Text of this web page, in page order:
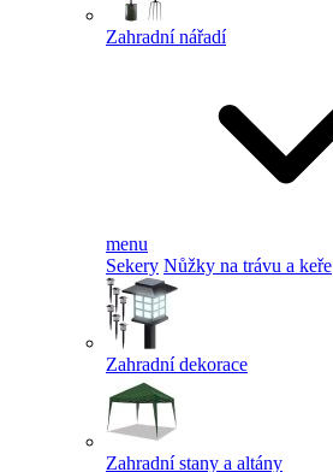
Zahradní nářadí
menu
Sekery Nůžky na trávu a keře
Zahradní dekorace
Zahradní stany a altány